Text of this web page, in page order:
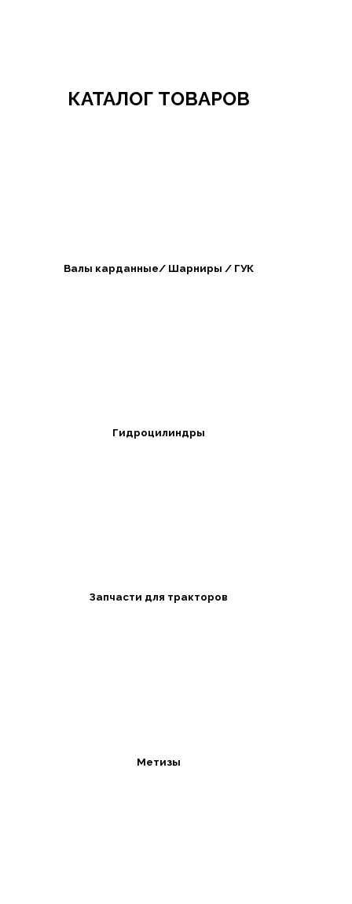
КАТАЛОГ ТОВАРОВ
Валы карданные/ Шарниры / ГУК
Гидроцилиндры
Запчасти для тракторов
Метизы